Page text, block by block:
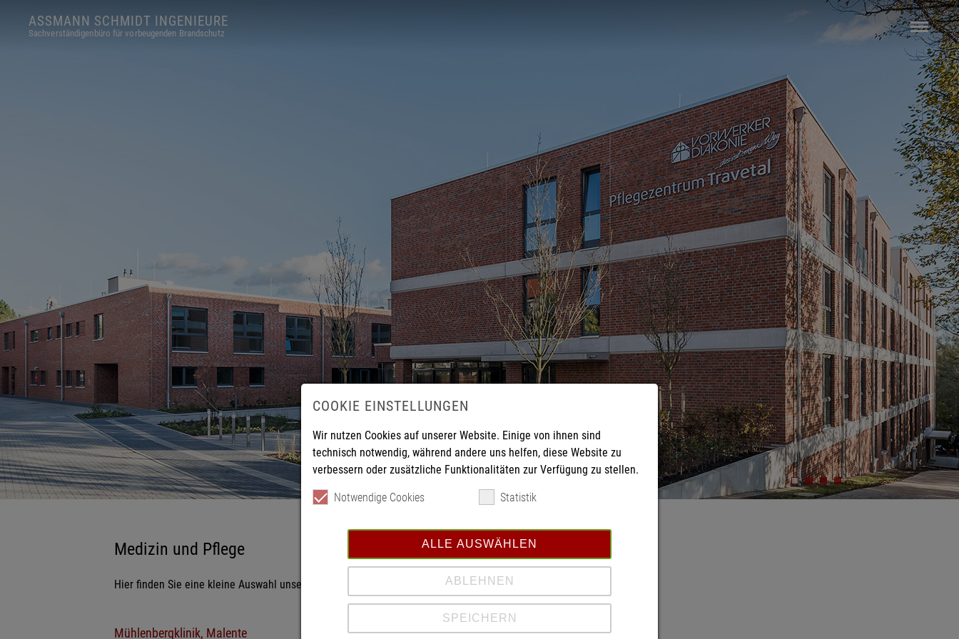
ASSMANN SCHMIDT INGENIEURE
Sachverständigenbüro für vorbeugenden Brandschutz
Medizin und Pflege
Hier finden Sie eine kleine Auswahl unserer Projekte aus dem Bereich der Medizin- und Pflegebauten.
Mühlenbergklinik, Malente
COOKIE EINSTELLUNGEN
Wir nutzen Cookies auf unserer Website. Einige von ihnen sind
technisch notwendig, während andere uns helfen, diese Website zu
verbessern oder zusätzliche Funktionalitäten zur Verfügung zu stellen.
Notwendige Cookies Statistik
ALLE AUSWÄHLEN
ABLEHNEN
SPEICHERN